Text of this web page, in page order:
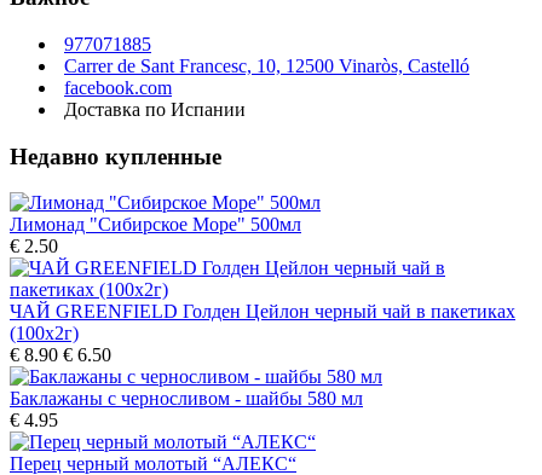
977071885
Carrer de Sant Francesc, 10, 12500 Vinaròs, Castelló
facebook.com
Доставка по Испании
Недавно купленные
Лимонад "Сибирское Море" 500мл
€ 2.50
ЧАЙ GREENFIELD Голден Цейлон черный чай в пакетиках
(100х2г)
€ 8.90 € 6.50
Баклажаны с черносливом - шайбы 580 мл
€ 4.95
Перец черный молотый “АЛЕКС“